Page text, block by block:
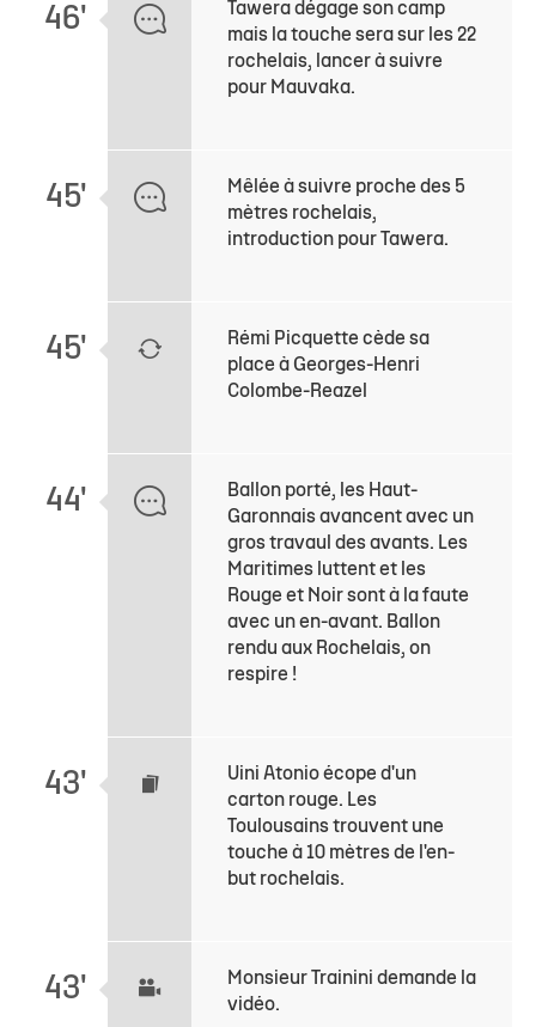
46'
Tawera dégage son camp
mais la touche sera sur les 22
rochelais, lancer à suivre
pour Mauvaka.
45'
Mêlée à suivre proche des 5
mètres rochelais,
introduction pour Tawera.
45'
Rémi Picquette cède sa
place à Georges-Henri
Colombe-Reazel
44'
Ballon porté, les Haut-
Garonnais avancent avec un
gros travaul des avants. Les
Maritimes luttent et les
Rouge et Noir sont à la faute
avec un en-avant. Ballon
rendu aux Rochelais, on
respire !
43'
Uini Atonio écope d'un
carton rouge. Les
Toulousains trouvent une
touche à 10 mètres de l'en-
but rochelais.
43'
Monsieur Trainini demande la
vidéo.